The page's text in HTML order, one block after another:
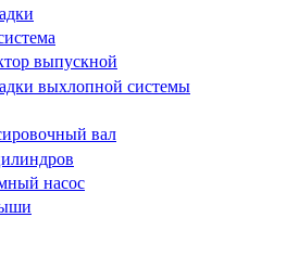
выпускной
выхлопной системы
вал
насос